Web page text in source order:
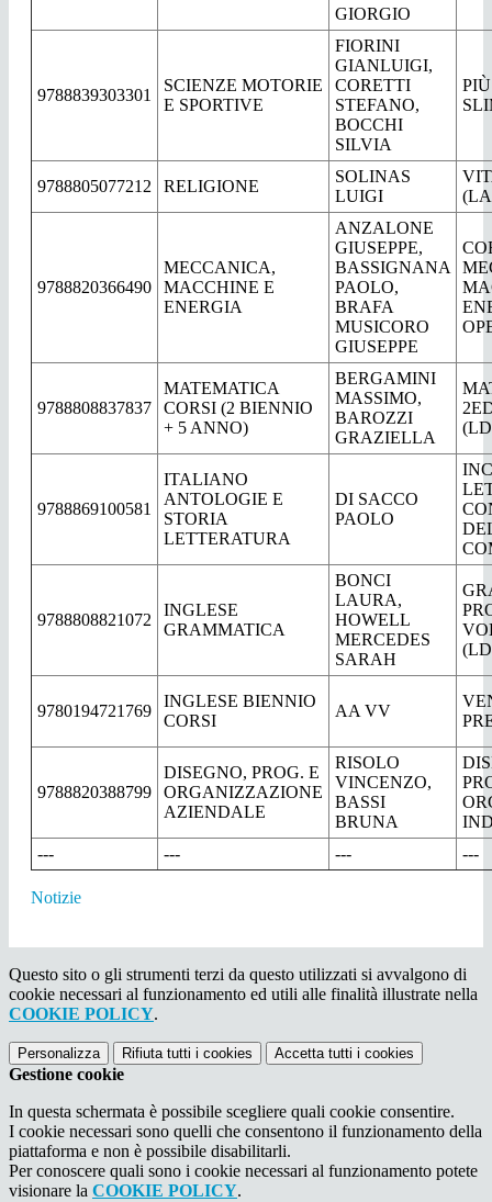
GIORGIO
9788839303301
SCIENZE MOTORIE
E SPORTIVE
FIORINI
GIANLUIGI,
CORETTI
STEFANO,
BOCCHI
SILVIA
9788805077212 RELIGIONE
SOLINAS
LUIGI
9788820366490
MECCANICA,
MACCHINE E
ENERGIA
ANZALONE
GIUSEPPE,
BASSIGNANA
PAOLO,
BRAFA
MUSICORO
GIUSEPPE
9788808837837
MATEMATICA
CORSI (2 BIENNIO
+ 5 ANNO)
BERGAMINI
MASSIMO,
BAROZZI
GRAZIELLA
9788869100581
ITALIANO
ANTOLOGIE E
STORIA
LETTERATURA
DI SACCO
PAOLO
9788808821072
INGLESE
GRAMMATICA
BONCI
LAURA,
HOWELL
MERCEDES
SARAH
9780194721769
INGLESE BIENNIO
CORSI
AA VV
9788820388799
DISEGNO, PROG. E
ORGANIZZAZIONE
AZIENDALE
RISOLO
VINCENZO,
BASSI
BRUNA
---
--- --- ---
Notizie
Questo sito o gli strumenti terzi da questo utilizzati si avvalgono di
cookie necessari al funzionamento ed utili alle finalità illustrate nella
COOKIE POLICY.
Personalizza Rifiuta tutti i cookies Accetta tutti i cookies
Gestione cookie
In questa schermata è possibile scegliere quali cookie consentire.
I cookie necessari sono quelli che consentono il funzionamento della
piattaforma e non è possibile disabilitarli.
Per conoscere quali sono i cookie necessari al funzionamento potete
visionare la COOKIE POLICY.